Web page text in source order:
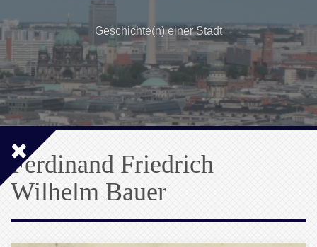
Geschichte(n) einer Stadt
Ferdinand Friedrich
Wilhelm Bauer